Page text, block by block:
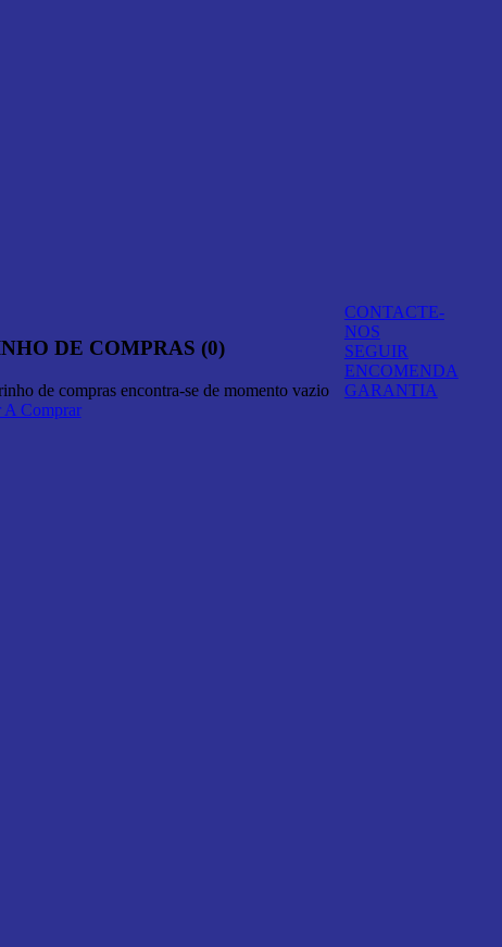
DE COMPRAS (0)
de compras encontra-se de momento vazio
A Comprar
CONTACTE-
NOS
SEGUIR
ENCOMENDA
GARANTIA